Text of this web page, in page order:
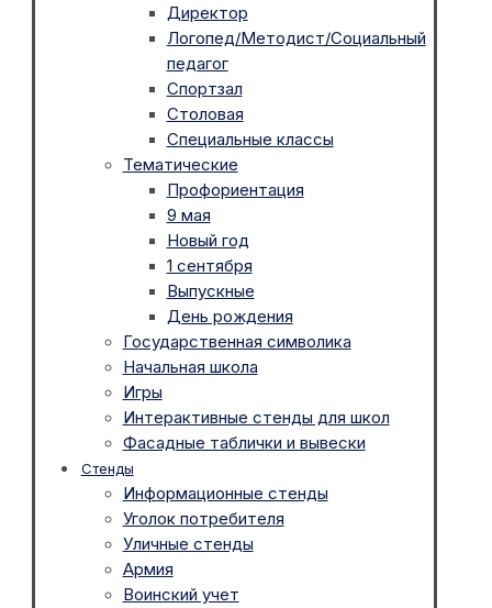
Директор
Логопед/Методист/Социальный
педагог
Спортзал
Столовая
Специальные классы
Тематические
Профориентация
9 мая
Новый год
1 сентября
Выпускные
День рождения
Государственная символика
Начальная школа
Игры
Интерактивные стенды для школ
Фасадные таблички и вывески
Стенды
Информационные стенды
Уголок потребителя
Уличные стенды
Армия
Воинский учет